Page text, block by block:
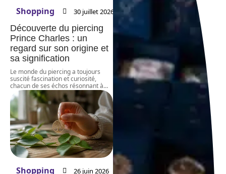
Shopping 30 juillet 2026
Découverte du piercing
Prince Charles : un
regard sur son origine et
sa signification
Le monde du piercing a toujours
suscité fascination et curiosité,
chacun de ses échos résonnant à…
Shopping 26 juin 2026